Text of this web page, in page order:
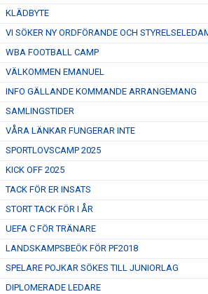
KLÄDBYTE
VI SÖKER NY ORDFÖRANDE OCH
WBA FOOTBALL CAMP
VÄLKOMMEN EMANUEL
INFO GÄLLANDE KOMMANDE ARRANGEMANG
SAMLINGSTIDER
VÅRA LÄNKAR FUNGERAR INTE
SPORTLOVSCAMP 2025
KICK OFF 2025
TACK FÖR ER INSATS
STORT TACK FÖR I ÅR
UEFA C FÖR TRÄNARE
LANDSKAMPSBEÖK FÖR PF2018
SPELARE POJKAR SÖKES TILL JUNIORLAG
DIPLOMERADE LEDARE